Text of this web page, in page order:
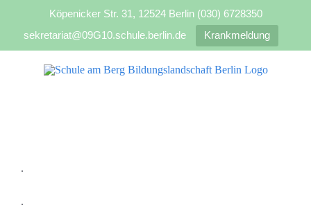
Köpenicker Str. 31, 12524 Berlin (030) 6728350
sekretariat@09G10.schule.berlin.de
Krankmeldung
.
.